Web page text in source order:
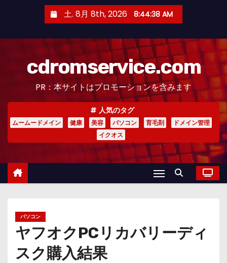
土. 8月 8th, 2026 8:44:39 AM
cdromservice.com
PR：本サイトはプロモーションを含みます
人気のタグ
ムームードメイン 健康 美容 パソコン 育毛剤
ドメイン管理
イクオス
パソコン
ヤフオクPCリカバリーディ
スク購入結果